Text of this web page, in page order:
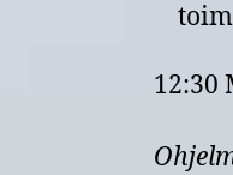
12:30